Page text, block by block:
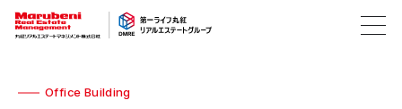
Office Building